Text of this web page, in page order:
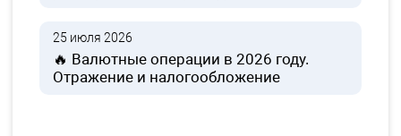
25 июля 2026
🔥 Валютные операции в 2026 году.
Отражение и налогообложение